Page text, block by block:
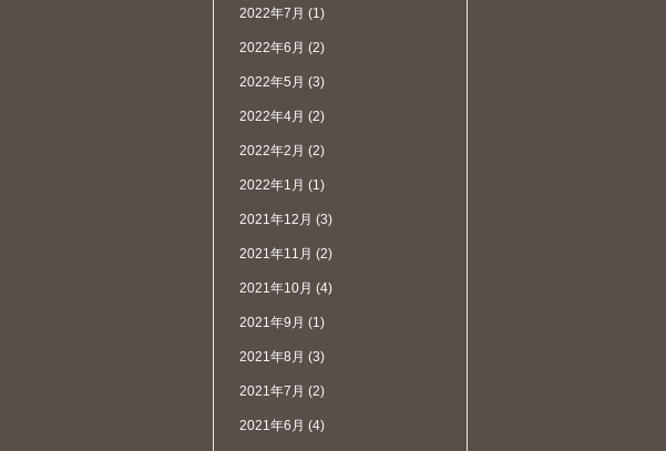
2022年7月 (1)
2022年6月 (2)
2022年5月 (3)
2022年4月 (2)
2022年2月 (2)
2022年1月 (1)
2021年12月 (3)
2021年11月 (2)
2021年10月 (4)
2021年9月 (1)
2021年8月 (3)
2021年7月 (2)
2021年6月 (4)